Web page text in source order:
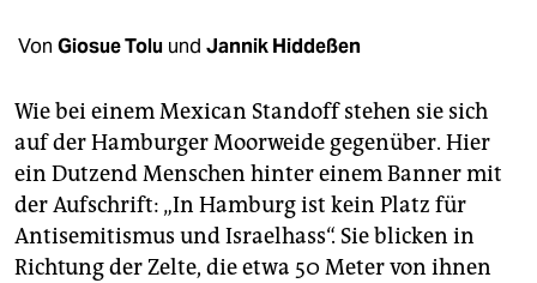
abo
genossenschaft
epaper login
Von Giosue Tolu und Jannik Hiddeßen
Wie bei einem Mexican Standoff stehen sie sich
auf der Hamburger Moorweide gegenüber. Hier
ein Dutzend Menschen hinter einem Banner mit
der Aufschrift: „In Hamburg ist kein Platz für
Antisemitismus und Israelhass“. Sie blicken in
Richtung der Zelte, die etwa 50 Meter von ihnen